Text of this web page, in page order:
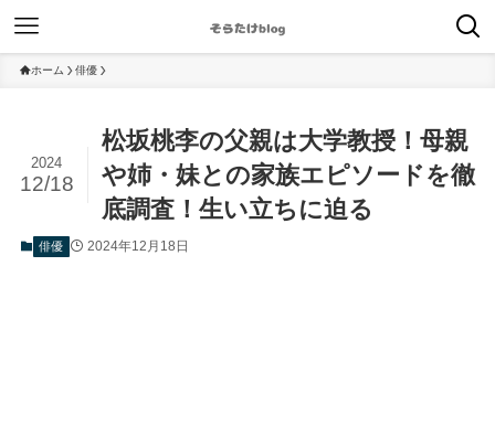
ホーム 俳優
松坂桃李の父親は大学教授！母親
や姉・妹との家族エピソードを徹
底調査！生い立ちに迫る
2024
12/18
俳優 2024年12月18日